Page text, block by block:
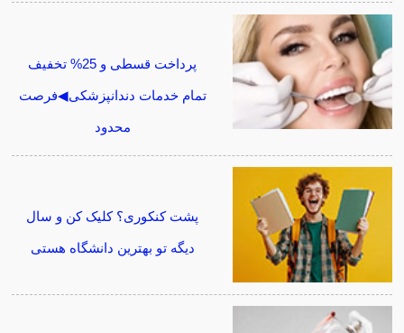
پرداخت قسطی و 25% تخفیف
تمام خدمات دندانپزشکی◀فرصت
محدود
پشت کنکوری؟ کلیک کن و سال
دیگه تو بهترین دانشگاه هستی